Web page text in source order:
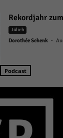
Rekordjahr
Jülich
Dorothée Schenk -
Podcast